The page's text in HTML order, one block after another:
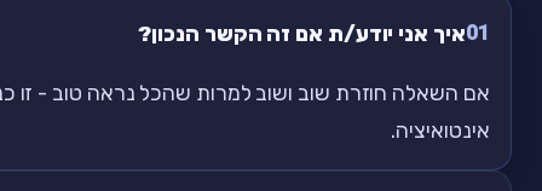
01איך אני יודע/ת אם זה הקשר הנכון?
אם השאלה חוזרת שוב ושוב למרות שהכל נראה טוב - זו
אינטואיציה.